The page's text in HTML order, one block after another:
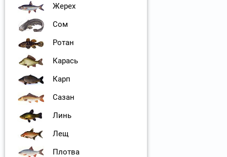
Жерех
Сом
Ротан
Карась
Карп
Сазан
Линь
Лещ
Плотва